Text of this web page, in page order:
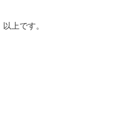
上です。